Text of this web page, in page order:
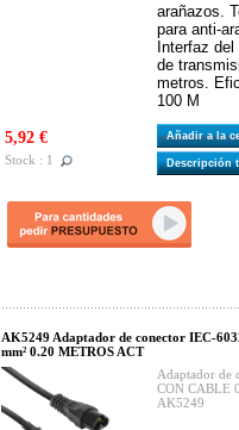
arañazos.
para anti-
Interfaz
de
metros.
100 M
5,92 €
Stock : 1
Añadir a la
Descripción
AK5249 Adaptador de conector IEC-
mm² 0.20 METROS ACT
Adaptador de
CON CABLE
AK5249